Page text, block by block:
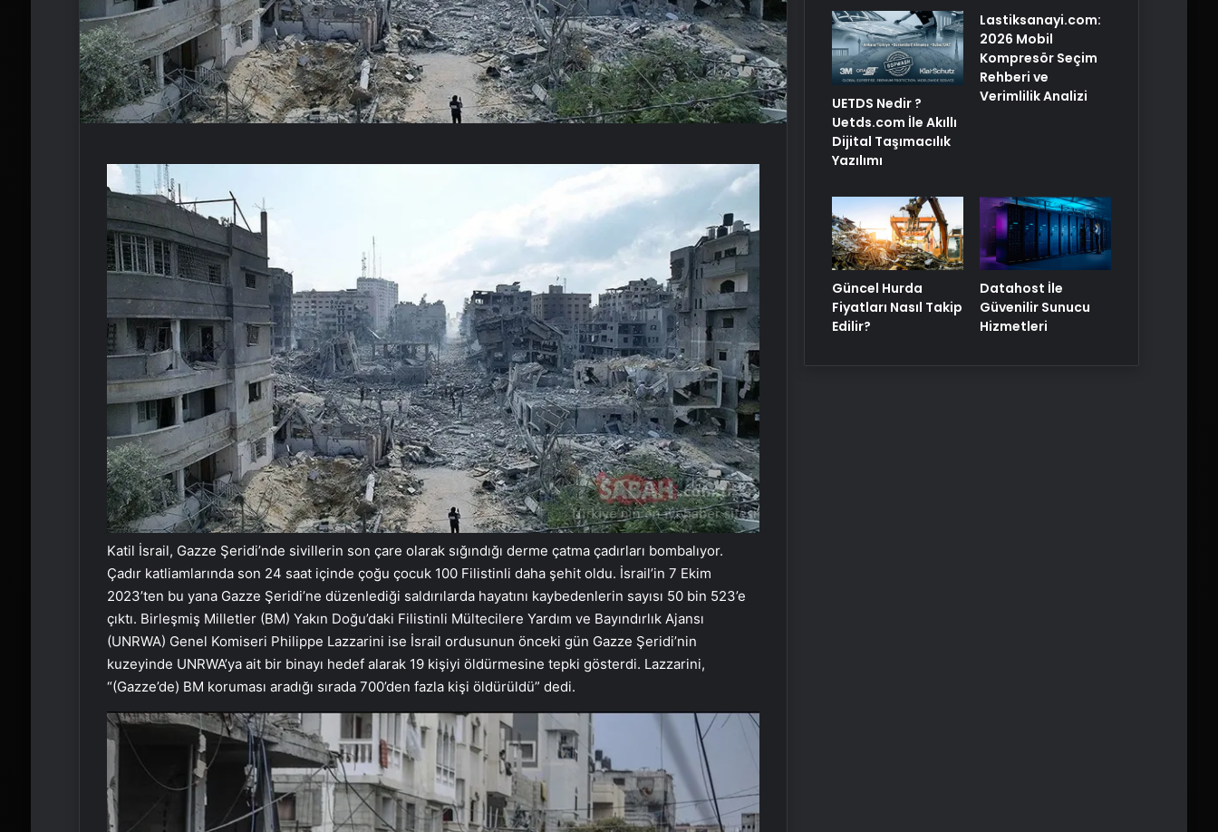
Katil İsrail, Gazze Şeridi’nde sivillerin son çare olarak sığındığı derme çatma çadırları bombalıyor.
Çadır katliamlarında son 24 saat içinde çoğu çocuk 100 Filistinli daha şehit oldu. İsrail’in 7 Ekim
2023’ten bu yana Gazze Şeridi’ne düzenlediği saldırılarda hayatını kaybedenlerin sayısı 50 bin 523’e
çıktı. Birleşmiş Milletler (BM) Yakın Doğu’daki Filistinli Mültecilere Yardım ve Bayındırlık Ajansı
(UNRWA) Genel Komiseri Philippe Lazzarini ise İsrail ordusunun önceki gün Gazze Şeridi’nin
kuzeyinde UNRWA’ya ait bir binayı hedef alarak 19 kişiyi öldürmesine tepki gösterdi. Lazzarini,
“(Gazze’de) BM koruması aradığı sırada 700’den fazla kişi öldürüldü” dedi.
UETDS Nedir ?
Uetds.com İle Akıllı
Dijital Taşımacılık
Yazılımı
Lastiksanayi.com:
2026 Mobil
Kompresör Seçim
Rehberi ve
Verimlilik Analizi
Güncel Hurda
Fiyatları Nasıl Takip
Edilir?
Datahost İle
Güvenilir Sunucu
Hizmetleri